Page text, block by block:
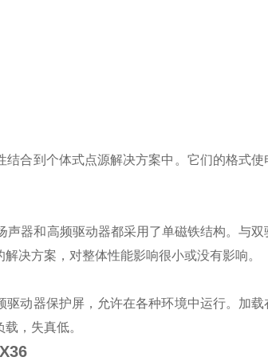
结合到个体式点源解决方案中。它们的格式
器和高频驱动器都采用了单磁铁结构。与双
决方案，对整体性能影响很小或没有影响。
动器保护屏，允许在各种环境中运行。加
，失真低。